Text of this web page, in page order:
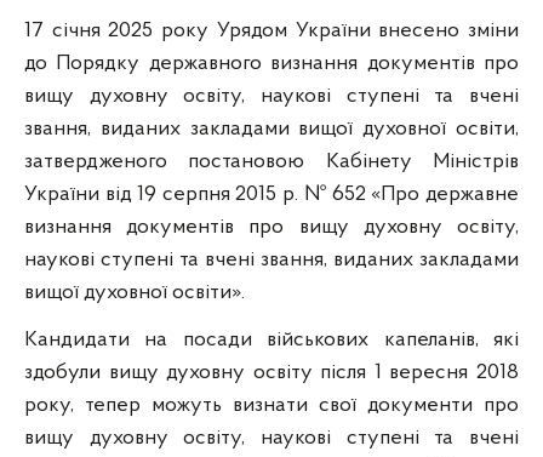
17 січня 2025 року Урядом України внесено зміни
до Порядку державного визнання документів про
вищу духовну освіту, наукові ступені та вчені
звання, виданих закладами вищої духовної освіти,
затвердженого постановою Кабінету Міністрів
України від 19 серпня 2015 р. № 652 «Про державне
визнання документів про вищу духовну освіту,
наукові ступені та вчені звання, виданих закладами
вищої духовної освіти».
Кандидати на посади військових капеланів, які
здобули вищу духовну освіту після 1 вересня 2018
року, тепер можуть визнати свої документи про
вищу духовну освіту, наукові ступені та вчені